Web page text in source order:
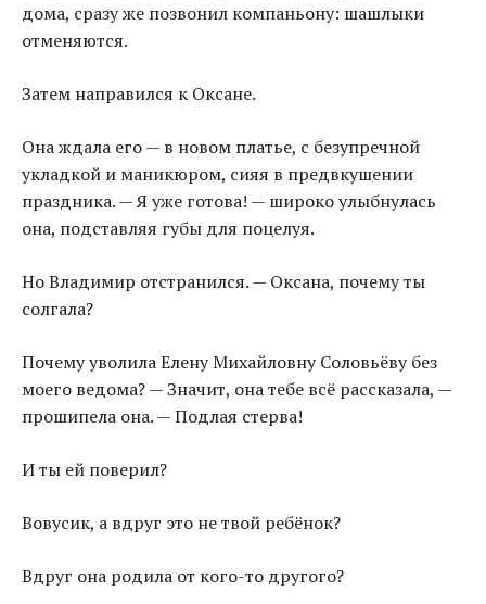
дома, сразу же позвонил компаньону: шашлыки
отменяются.
Затем направился к Оксане.
Она ждала его — в новом платье, с безупречной
укладкой и маникюром, сияя в предвкушении
праздника. — Я уже готова! — широко улыбнулась
она, подставляя губы для поцелуя.
Но Владимир отстранился. — Оксана, почему ты
солгала?
Почему уволила Елену Михайловну Соловьёву без
моего ведома? — Значит, она тебе всё рассказала, —
прошипела она. — Подлая стерва!
И ты ей поверил?
Вовусик, а вдруг это не твой ребёнок?
Вдруг она родила от кого-то другого?